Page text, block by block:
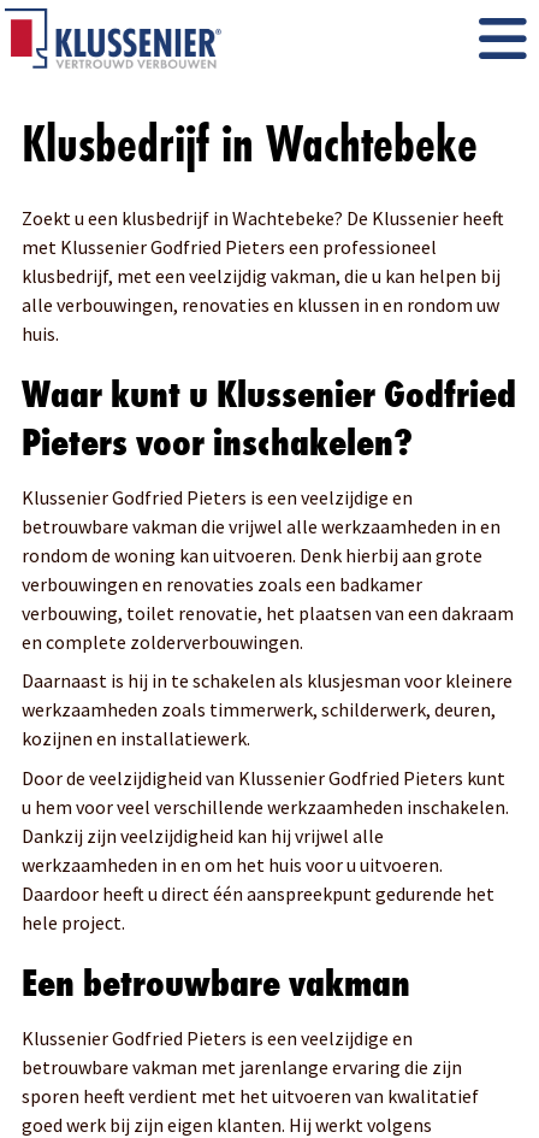
Klusbedrijf in Wachtebeke
Zoekt u een klusbedrijf in Wachtebeke? De Klussenier heeft
met Klussenier Godfried Pieters een professioneel
klusbedrijf, met een veelzijdig vakman, die u kan helpen bij
alle verbouwingen, renovaties en klussen in en rondom uw
huis.
Waar kunt u Klussenier Godfried
Pieters voor inschakelen?
Klussenier Godfried Pieters is een veelzijdige en
betrouwbare vakman die vrijwel alle werkzaamheden in en
rondom de woning kan uitvoeren. Denk hierbij aan grote
verbouwingen en renovaties zoals een badkamer
verbouwing, toilet renovatie, het plaatsen van een dakraam
en complete zolderverbouwingen.
Daarnaast is hij in te schakelen als klusjesman voor kleinere
werkzaamheden zoals timmerwerk, schilderwerk, deuren,
kozijnen en installatiewerk.
Door de veelzijdigheid van Klussenier Godfried Pieters kunt
u hem voor veel verschillende werkzaamheden inschakelen.
Dankzij zijn veelzijdigheid kan hij vrijwel alle
werkzaamheden in en om het huis voor u uitvoeren.
Daardoor heeft u direct één aanspreekpunt gedurende het
hele project.
Een betrouwbare vakman
Klussenier Godfried Pieters is een veelzijdige en
betrouwbare vakman met jarenlange ervaring die zijn
sporen heeft verdient met het uitvoeren van kwalitatief
goed werk bij zijn eigen klanten. Hij werkt volgens